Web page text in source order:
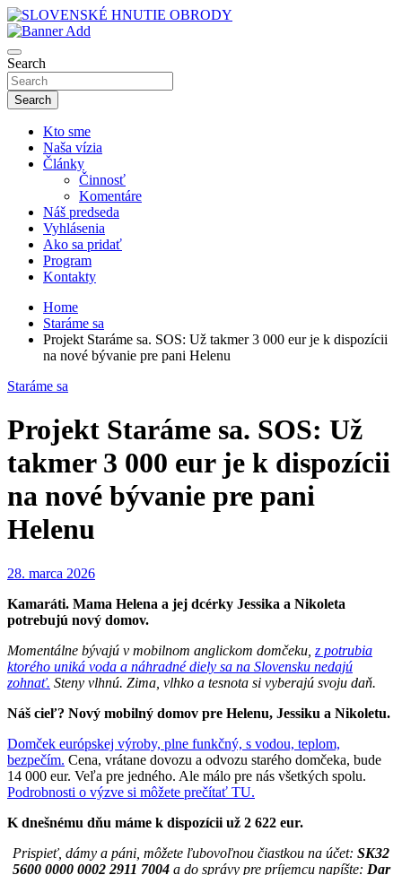
Skip
to
content
SLOVENSKÉ HNUTIE OBRODY
Search
Search
Kto sme
Naša vízia
Články
Činnosť
Komentáre
Náš predseda
Vyhlásenia
Ako sa pridať
Program
Kontakty
Home
Staráme sa
Projekt Staráme sa. SOS: Už takmer 3 000 eur je k dispozícii
na nové bývanie pre pani Helenu
Staráme sa
Projekt Staráme sa. SOS: Už
takmer 3 000 eur je k dispozícii
na nové bývanie pre pani
Helenu
28. marca 2026
Kamaráti. Mama Helena a jej dcérky Jessika a Nikoleta
potrebujú nový domov.
Momentálne bývajú v mobilnom anglickom domčeku, z potrubia
ktorého uniká voda a náhradné diely sa na Slovensku nedajú
zohnať. Steny vlhnú. Zima, vlhko a tesnota si vyberajú svoju daň.
Náš cieľ? Nový mobilný domov pre Helenu, Jessiku a Nikoletu.
Domček európskej výroby, plne funkčný, s vodou, teplom,
bezpečím. Cena, vrátane dovozu a odvozu starého domčeka, bude
14 000 eur. Veľa pre jedného. Ale málo pre nás všetkých spolu.
Podrobnosti o výzve si môžete prečítať TU.
K dnešnému dňu máme k dispozícii už 2 622 eur.
Prispieť, dámy a páni, môžete ľubovoľnou čiastkou na účet: SK32
5600 0000 0002 2911 7004a do správy pre príjemcu napíšte: Dar